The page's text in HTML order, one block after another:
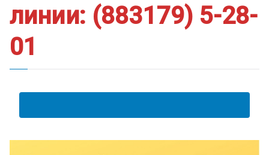
линии: (883179) 5-28-
01